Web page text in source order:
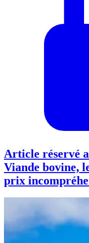
Article réservé
Viande bovine,
prix